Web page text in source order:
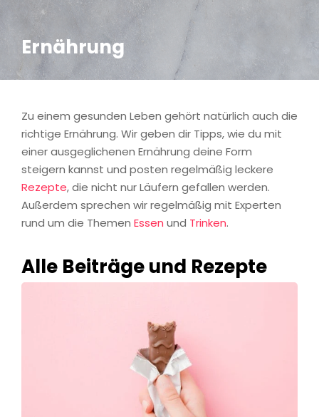
Ernährung
Zu einem gesunden Leben gehört natürlich auch die
richtige Ernährung. Wir geben dir Tipps, wie du mit
einer ausgeglichenen Ernährung deine Form
steigern kannst und posten regelmäßig leckere
Rezepte, die nicht nur Läufern gefallen werden.
Außerdem sprechen wir regelmäßig mit Experten
rund um die Themen Essen und Trinken.
Alle Beiträge und Rezepte